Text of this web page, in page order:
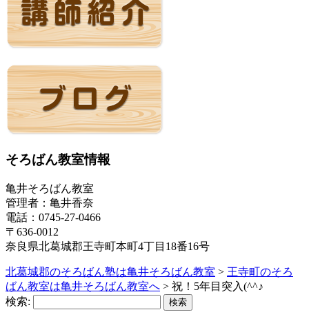
そろばん教室情報
亀井そろばん教室
管理者：亀井香奈
電話：0745-27-0466
〒636-0012
奈良県北葛城郡王寺町本町4丁目18番16号
北葛城郡のそろばん塾は亀井そろばん教室 > 王寺町のそろ
ばん教室は亀井そろばん教室へ > 祝！5年目突入(^^♪
検索: